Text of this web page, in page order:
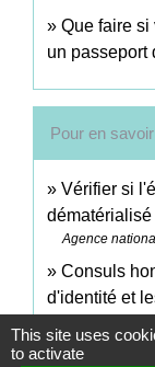
Que faire si
un passeport
Pour en
Vérifier si
dématérialisé
Agence
Consuls
d'identité et
This site uses
to activate